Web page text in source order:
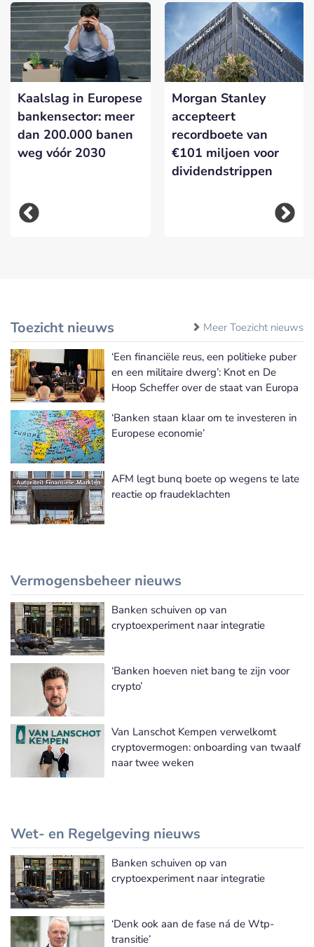
Kaalslag in Europese
bankensector: meer
dan 200.000 banen
weg vóór 2030
Morgan Stanley
accepteert
recordboete van
€101 miljoen voor
dividendstrippen
Toezicht nieuws Meer Toezicht nieuws
‘Een financiële reus, een politieke puber
en een militaire dwerg’: Knot en De
Hoop Scheffer over de staat van Europa
‘Banken staan klaar om te investeren in
Europese economie’
AFM legt bunq boete op wegens te late
reactie op fraudeklachten
Vermogensbeheer nieuws
Meer Vermogensbeheer nieuws
Banken schuiven op van
cryptoexperiment naar integratie
‘Banken hoeven niet bang te zijn voor
crypto’
Van Lanschot Kempen verwelkomt
cryptovermogen: onboarding van twaalf
naar twee weken
Wet- en Regelgeving nieuws
Meer Wet- en Regelgeving nieuws
Banken schuiven op van
cryptoexperiment naar integratie
‘Denk ook aan de fase ná de Wtp-
transitie’